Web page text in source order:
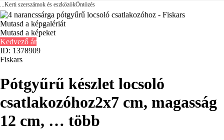
...Kerti szerszámok és eszközökÖntözés
Mutasd a képgalériát
Mutasd a képeket
Kedvező ár
ID: 1378909
Fiskars
Pótgyűrű készlet locsoló
csatlakozóhoz2x7 cm, magasság
12 cm, … több